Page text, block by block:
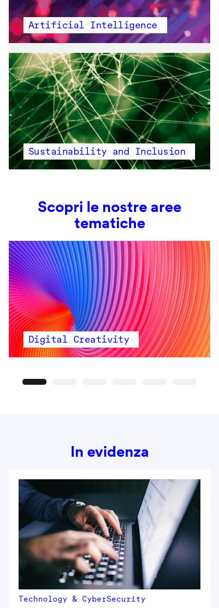
Artificial Intelligence
Sustainability and Inclusion
Scopri le nostre aree
tematiche
Digital Creativity
In evidenza
Technology & CyberSecurity